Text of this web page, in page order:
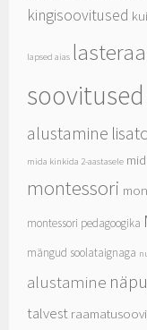
kingisoovitused
lapsed aias
soovitused
alustamine
mida kinkida 2-aastasele
montessori
montessori pedagoogika
mängud soolataignaga
alustamine
talvest